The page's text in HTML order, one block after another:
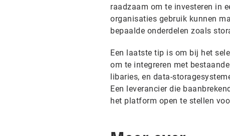
raadzaam om te investeren in
organisaties gebruik kunnen
bepaalde onderdelen zoals
Een laatste tip is om bij het
om te integreren met
libaries, en data-
Een leverancier die
het platform open te stellen